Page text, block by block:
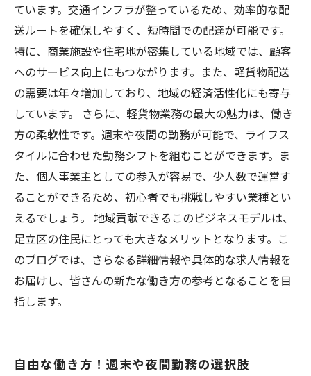
ています。交通インフラが整っているため、効率的な配
送ルートを確保しやすく、短時間での配達が可能です。
特に、商業施設や住宅地が密集している地域では、顧客
へのサービス向上にもつながります。また、軽貨物配送
の需要は年々増加しており、地域の経済活性化にも寄与
しています。 さらに、軽貨物業務の最大の魅力は、働き
方の柔軟性です。週末や夜間の勤務が可能で、ライフス
タイルに合わせた勤務シフトを組むことができます。ま
た、個人事業主としての参入が容易で、少人数で運営す
ることができるため、初心者でも挑戦しやすい業種とい
えるでしょう。 地域貢献できるこのビジネスモデルは、
足立区の住民にとっても大きなメリットとなります。こ
のブログでは、さらなる詳細情報や具体的な求人情報を
お届けし、皆さんの新たな働き方の参考となることを目
指します。
自由な働き方！週末や夜間勤務の選択肢